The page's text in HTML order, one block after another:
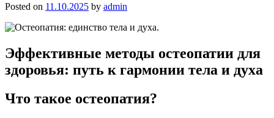
Posted on 11.10.2025 by admin
Эффективные методы остеопатии для
здоровья: путь к гармонии тела и духа
Что такое остеопатия?